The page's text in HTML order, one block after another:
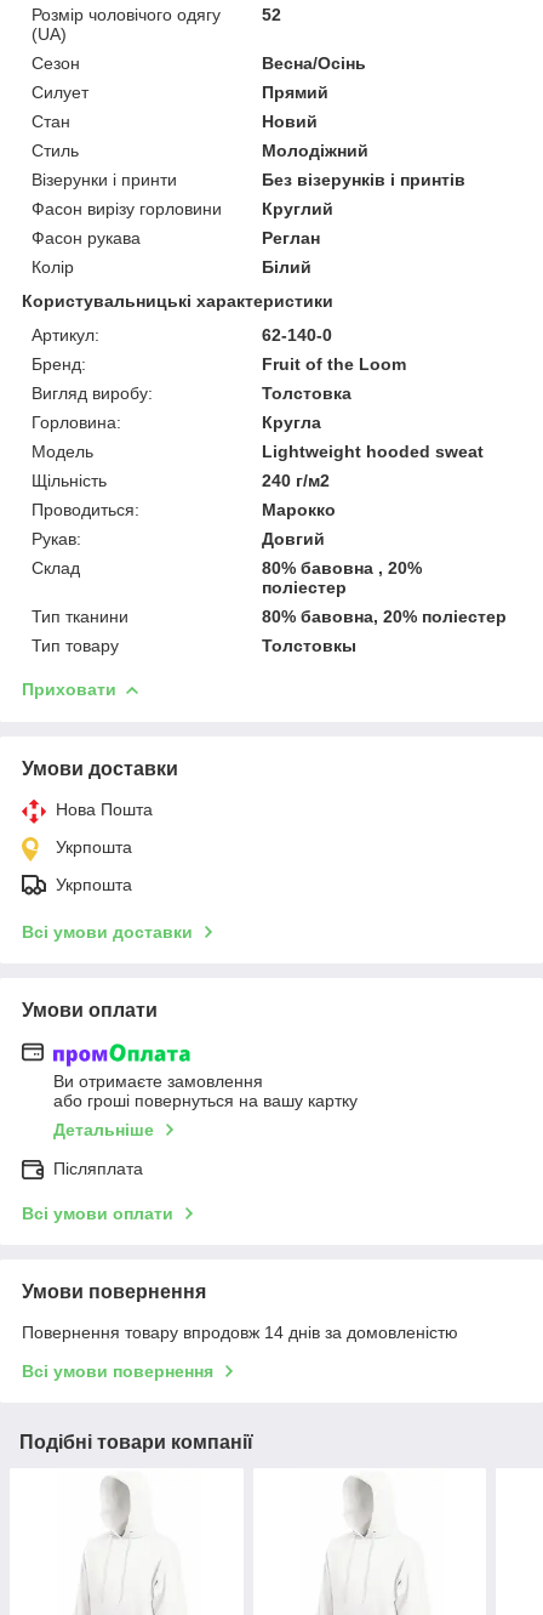
Розмір чоловічого одягу
(UA)
52
Сезон
Весна/Осінь
Силует
Прямий
Стан
Новий
Стиль
Молодіжний
Візерунки і принти
Без візерунків і принтів
Фасон вирізу горловини
Круглий
Фасон рукава
Реглан
Колір
Білий
Користувальницькі характеристики
Артикул:
62-140-0
Бренд:
Fruit of the Loom
Вигляд виробу:
Толстовка
Горловина:
Кругла
Модель
Lightweight hooded sweat
Щільність
240 г/м2
Проводиться:
Марокко
Рукав:
Довгий
Склад
80% бавовна , 20%
поліестер
Тип тканини
80% бавовна, 20% поліестер
Тип товару
Толстовкы
Приховати
Умови доставки
Нова Пошта
Укрпошта
Укрпошта
Всі умови доставки
Умови оплати
Ви отримаєте замовлення
або гроші повернуться на вашу картку
Детальніше
Післяплата
Всі умови оплати
Умови повернення
Повернення товару впродовж 14 днів за домовленістю
Всі умови повернення
Подібні товари компанії